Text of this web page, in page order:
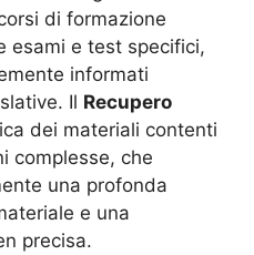
di formazione
esami e test specifici,
informati
Il Recupero
dei materiali contenti
complesse, che
una profonda
e una
precisa.